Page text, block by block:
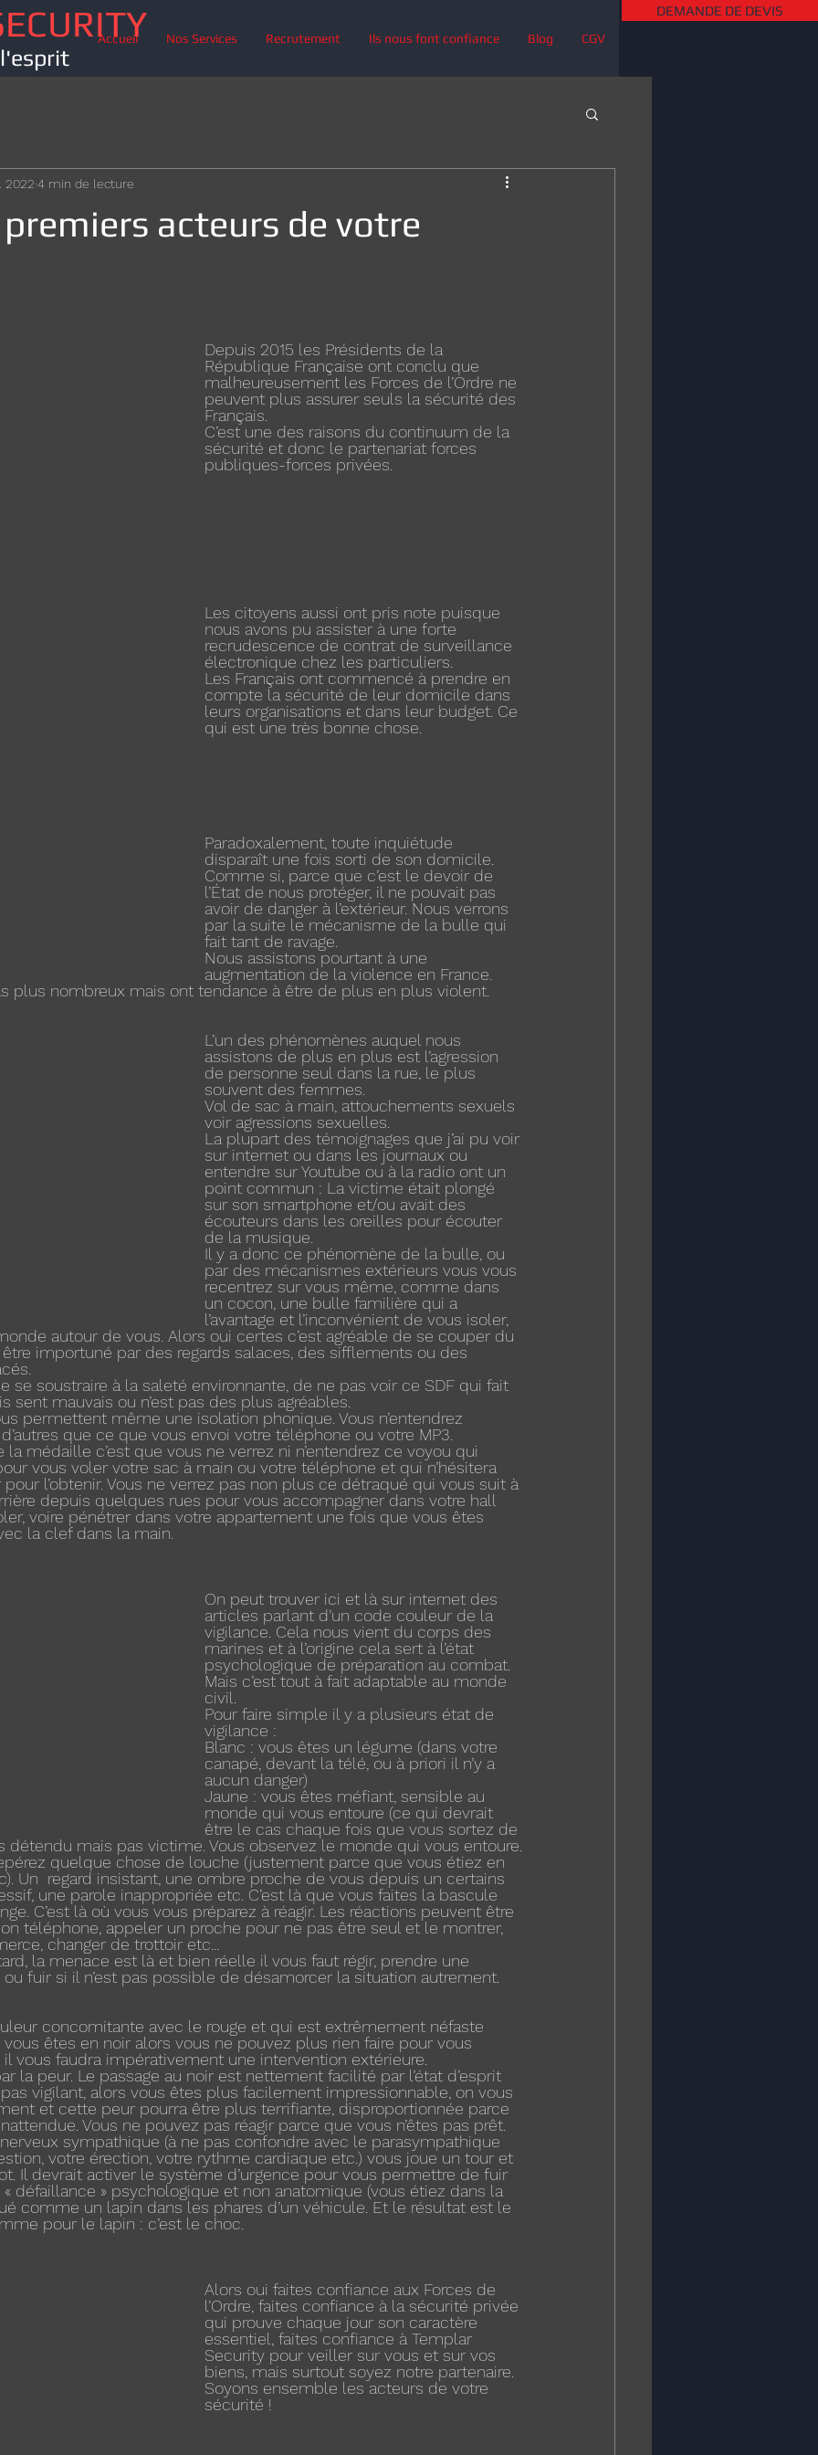
Accueil Nos Services Recrutement Ils nous font confiance Blog CGV
DEMANDE DE DEVIS
premiers acteurs de votre
2022 4 min de lecture
Depuis 2015 les Présidents de la
République Française ont conclu que
malheureusement les Forces de l’Ordre ne
peuvent plus assurer seuls la sécurité des
Français.
C’est une des raisons du continuum de la
sécurité et donc le partenariat forces
publiques-forces privées.
Les citoyens aussi ont pris note puisque
nous avons pu assister à une forte
recrudescence de contrat de surveillance
électronique chez les particuliers.
Les Français ont commencé à prendre en
compte la sécurité de leur domicile dans
leurs organisations et dans leur budget. Ce
qui est une très bonne chose.
Paradoxalement, toute inquiétude
disparaît une fois sorti de son domicile.
Comme si, parce que c’est le devoir de
l’État de nous protéger, il ne pouvait pas
avoir de danger à l’extérieur. Nous verrons
par la suite le mécanisme de la bulle qui
fait tant de ravage.
Nous assistons pourtant à une
augmentation de la violence en France.
plus nombreux mais ont tendance à être de plus en plus violent.
L’un des phénomènes auquel nous
assistons de plus en plus est l’agression
de personne seul dans la rue, le plus
souvent des femmes.
Vol de sac à main, attouchements sexuels
voir agressions sexuelles.
La plupart des témoignages que j’ai pu voir
sur internet ou dans les journaux ou
entendre sur Youtube ou à la radio ont un
point commun : La victime était plongé
sur son smartphone et/ou avait des
écouteurs dans les oreilles pour écouter
de la musique.
Il y a donc ce phénomène de la bulle, ou
par des mécanismes extérieurs vous vous
recentrez sur vous même, comme dans
un cocon, une bulle familière qui a
l’avantage et l’inconvénient de vous isoler,
autour de vous. Alors oui certes c’est agréable de se couper du
importuné par des regards salaces, des sifflements ou des
se soustraire à la saleté environnante, de ne pas voir ce SDF qui fait
sent mauvais ou n’est pas des plus agréables.
permettent même une isolation phonique. Vous n’entendrez
que ce que vous envoi votre téléphone ou votre MP3.
la médaille c’est que vous ne verrez ni n’entendrez ce voyou qui
vous voler votre sac à main ou votre téléphone et qui n’hésitera
l’obtenir. Vous ne verrez pas non plus ce détraqué qui vous suit à
depuis quelques rues pour vous accompagner dans votre hall
voire pénétrer dans votre appartement une fois que vous êtes
la clef dans la main.
On peut trouver ici et là sur internet des
articles parlant d’un code couleur de la
vigilance. Cela nous vient du corps des
marines et à l’origine cela sert à l’état
psychologique de préparation au combat.
Mais c’est tout à fait adaptable au monde
civil.
Pour faire simple il y a plusieurs état de
vigilance :
Blanc : vous êtes un légume (dans votre
canapé, devant la télé, ou à priori il n’y a
aucun danger)
Jaune : vous êtes méfiant, sensible au
monde qui vous entoure (ce qui devrait
être le cas chaque fois que vous sortez de
détendu mais pas victime. Vous observez le monde qui vous entoure.
quelque chose de louche (justement parce que vous étiez en
Un  regard insistant, une ombre proche de vous depuis un certains
une parole inappropriée etc. C’est là que vous faites la bascule
C’est là où vous vous préparez à réagir. Les réactions peuvent être
téléphone, appeler un proche pour ne pas être seul et le montrer,
changer de trottoir etc...
la menace est là et bien réelle il vous faut régir, prendre une
fuir si il n’est pas possible de désamorcer la situation autrement.
concomitante avec le rouge et qui est extrêmement néfaste
vous êtes en noir alors vous ne pouvez plus rien faire pour vous
vous faudra impérativement une intervention extérieure.
la peur. Le passage au noir est nettement facilité par l’état d’esprit
pas vigilant, alors vous êtes plus facilement impressionnable, on vous
et cette peur pourra être plus terrifiante, disproportionnée parce
Vous ne pouvez pas réagir parce que vous n’êtes pas prêt.
sympathique (à ne pas confondre avec le parasympathique
votre érection, votre rythme cardiaque etc.) vous joue un tour et
Il devrait activer le système d’urgence pour vous permettre de fuir
« défaillance » psychologique et non anatomique (vous étiez dans la
comme un lapin dans les phares d’un véhicule. Et le résultat est le
pour le lapin : c’est le choc.
Alors oui faites confiance aux Forces de
l’Ordre, faites confiance à la sécurité privée
qui prouve chaque jour son caractère
essentiel, faites confiance à Templar
Security pour veiller sur vous et sur vos
biens, mais surtout soyez notre partenaire.
Soyons ensemble les acteurs de votre
sécurité !